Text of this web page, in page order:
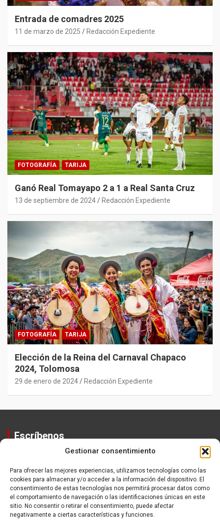
Gestionar consentimiento
Para ofrecer las mejores experiencias, utilizamos tecnologías como las
cookies para almacenar y/o acceder a la información del dispositivo. El
consentimiento de estas tecnologías nos permitirá procesar datos como
el comportamiento de navegación o las identificaciones únicas en este
sitio. No consentir o retirar el consentimiento, puede afectar
negativamente a ciertas características y funciones.
Entrada de comadres 2025
11 de marzo de 2025 Redacción Expediente
FOTOGRAFÍA TARIJA
Ganó Real Tomayapo 2 a 1 a Real Santa Cruz
13 de septiembre de 2024 Redacción Expediente
FOTOGRAFÍA TARIJA
Elección de la Reina del Carnaval Chapaco
2024, Tolomosa
29 de enero de 2024 Redacción Expediente
Escríbenos
Equipo
Política de Privacidad